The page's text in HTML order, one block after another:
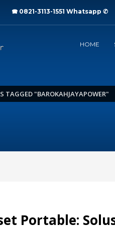
🕿 0821-3113-1551 Whatsapp ✆
HOME
TAGGED "BAROKAHJAYAPOWER"
Portable: